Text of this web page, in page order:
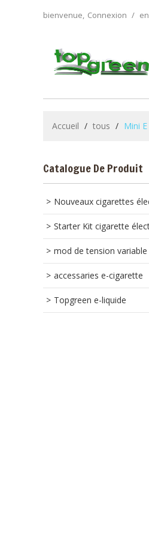
bienvenue, Connexion /
Accueil / tous / Mini
Catalogue De Produit
Nouveaux cigarettes
Starter Kit cigarette
mod de tension variable
accessaries e-cigarette
Topgreen e-liquide